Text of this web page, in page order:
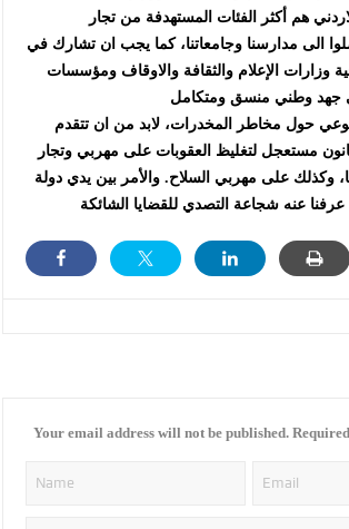
هم أكثر الفئات المستهدفة من تجار
الى مدارسنا وجامعاتنا، كما يجب ان تشارك في
وزارات الإعلام والثقافة والاوقاف ومؤسسات
حول مخاطر المخدرات، لابد من ان تتقدم
مستعجل لتغليظ العقوبات على مهربي وتجار
وكذلك على مهربي السلاح. والأمر بين يدي دولة
Your email address will not be published.